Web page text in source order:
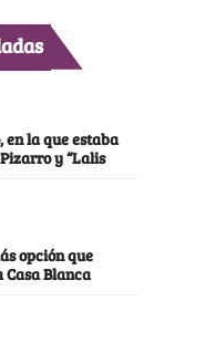
la que estaba
y “Lalis
opción que
Blanca